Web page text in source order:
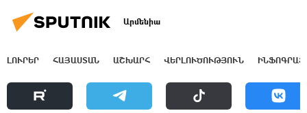
Արմենիա
ԼՈՒՐԵՐ ՀԱՅԱՍՏԱՆ ԱՇԽԱՐՀ ՎԵՐԼՈՒԾՈՒԹՅՈՒՆ